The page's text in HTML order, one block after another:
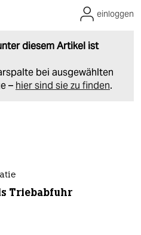
diesem Artikel ist
bei ausgewählten
– hier sind sie zu finden.
einloggen
Triebabfuhr